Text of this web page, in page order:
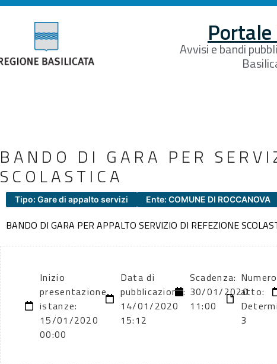
Avvisi e bandi
BANDO DI GARA PER
SCOLASTICA
Tipo: Gare di appalto servizi Ente: COMUNE DI ROCCANOVA
BANDO DI GARA PER APPALTO SERVIZIO DI REFEZIONE
Inizio
presentazione
istanze:
15/01/2020
00:00
Data di
pubblicazione:
14/01/2020
15:12
Scadenza:
30/01/2020
11:00
Numero
atto:
3